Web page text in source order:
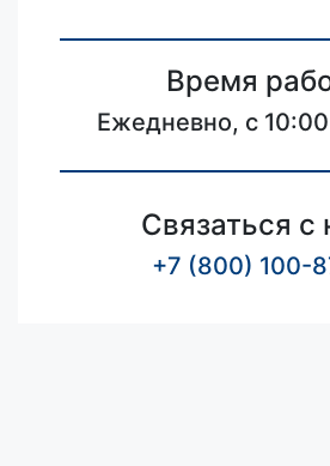
Время
Ежедневно, с
Связаться с
+7 (800) 100-